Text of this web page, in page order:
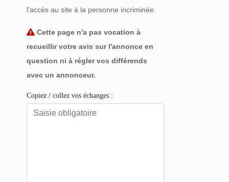
l'accès au site à la personne incriminée.
Cette page n'a pas vocation à
recueillir votre avis sur l'annonce en
question ni à régler vos différends
avec un annonceur.
Copiez / collez vos échanges :